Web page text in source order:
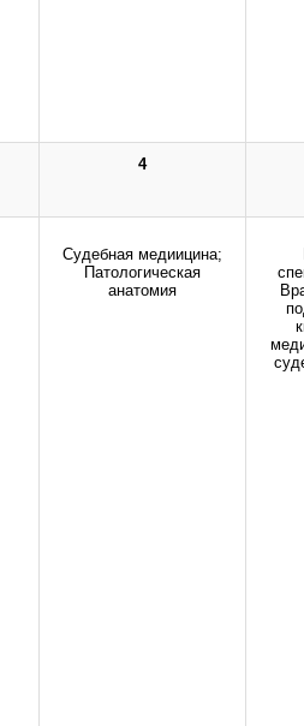
4
Судебная медиицина;
Патологическая
анатомия
государственного
Использование текстовых, аудио-, фото-